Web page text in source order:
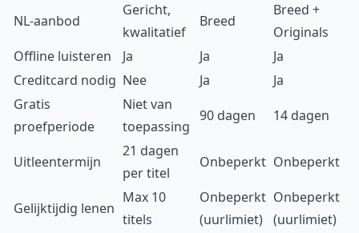
NL-aanbod
Gericht,
kwalitatief
Breed
Breed +
Originals
Offline luisteren
Ja Ja
Ja
Creditcard nodig Nee Ja
Ja
Gratis
proefperiode
Niet van
toepassing
90 dagen 14 dagen
Uitleentermijn
21 dagen
per titel
Onbeperkt Onbeperkt
Gelijktijdig lenen
Max 10
titels
Onbeperkt
(uurlimiet)
Onbeperkt
(uurlimiet)